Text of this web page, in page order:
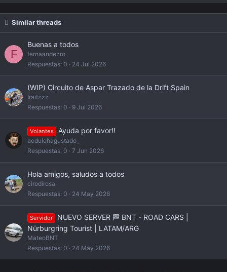
Similar threads
F
Buenas a todos
fernaandezro
Respuestas 0 24 Jul 2026
(WIP) Circuito de Aspar Trazado de la Drift Spain
Iraitzzz
Respuestas 0 9 Jul 2026
Volantes Ayuda por favor!!
aedulehagustado_
Respuestas 0 7 Jun 2026
Hola amigos, saludos a todos
cirodirosa
Respuestas 0 24 May 2026
Servidor
NUEVO SERVER 🏁 BNT - ROAD CARS |
Nürburgring Tourist | LATAM/ARG
MateoBNT
Respuestas 0 24 May 2026